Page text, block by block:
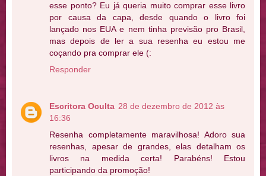
esse ponto? Eu já queria muito comprar esse livro
por causa da capa, desde quando o livro foi
lançado nos EUA e nem tinha previsão pro Brasil,
mas depois de ler a sua resenha eu estou me
coçando pra comprar ele (:
Responder
Escritora Oculta 28 de dezembro de 2012 às
16:36
Resenha completamente maravilhosa! Adoro sua
resenhas, apesar de grandes, elas detalham os
livros na medida certa! Parabéns! Estou
participando da promoção!